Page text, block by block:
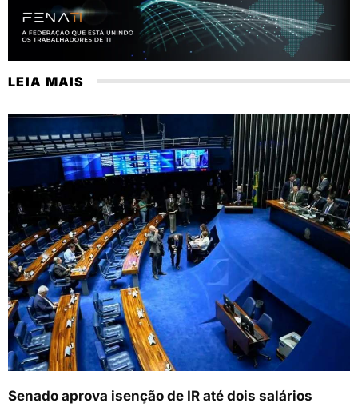
LEIA MAIS
Senado aprova isenção de IR até dois salários